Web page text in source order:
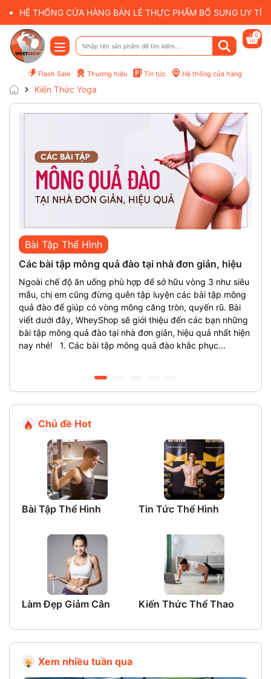
HỆ THỐNG CỬA HÀNG BÁN LẺ THỰC PHẨM BỔ SUNG UY
Flash Sale Thương hiệu Tin tức Hệ thống cửa hàng
0
Kiến Thức Yoga
Bài Tập Thể Hình
Các bài tập mông quả đào tại nhà đơn giản, hiệu
quả
Ngoài chế độ ăn uống phù hợp để sở hữu vòng 3 như siêu
mẫu, chị em cũng đừng quên tập luyện các bài tập mông
quả đào để giúp có vòng mông căng tròn, quyến rũ. Bài
viết dưới đây, WheyShop sẽ giới thiệu đến các bạn những
bài tập mông quả đào tại nhà đơn giản, hiệu quả nhất hiện
nay nhé! 1. Các bài tập mông quả đào khắc phục...
Chủ đề Hot
Bài Tập Thể Hình Tin Tức Thể Hình
Làm Đẹp Giảm Cân Kiến Thức Thể Thao
Xem nhiều tuần qua